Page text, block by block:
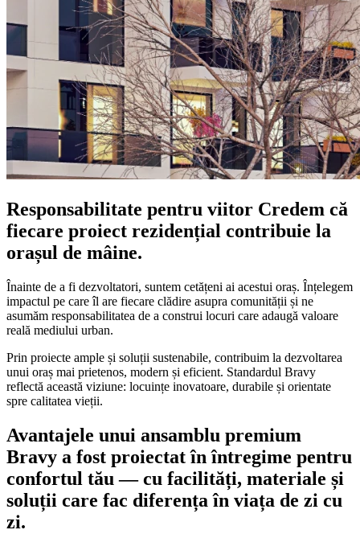
Responsabilitate pentru viitor Credem că
fiecare proiect rezidențial contribuie la
orașul de mâine.
Înainte de a fi dezvoltatori, suntem cetățeni ai acestui oraș. Înțelegem
impactul pe care îl are fiecare clădire asupra comunității și ne
asumăm responsabilitatea de a construi locuri care adaugă valoare
reală mediului urban.
Prin proiecte ample și soluții sustenabile, contribuim la dezvoltarea
unui oraș mai prietenos, modern și eficient. Standardul Bravy
reflectă această viziune: locuințe inovatoare, durabile și orientate
spre calitatea vieții.
Avantajele unui ansamblu premium
Bravy a fost proiectat în întregime pentru
confortul tău — cu facilități, materiale și
soluții care fac diferența în viața de zi cu
zi.